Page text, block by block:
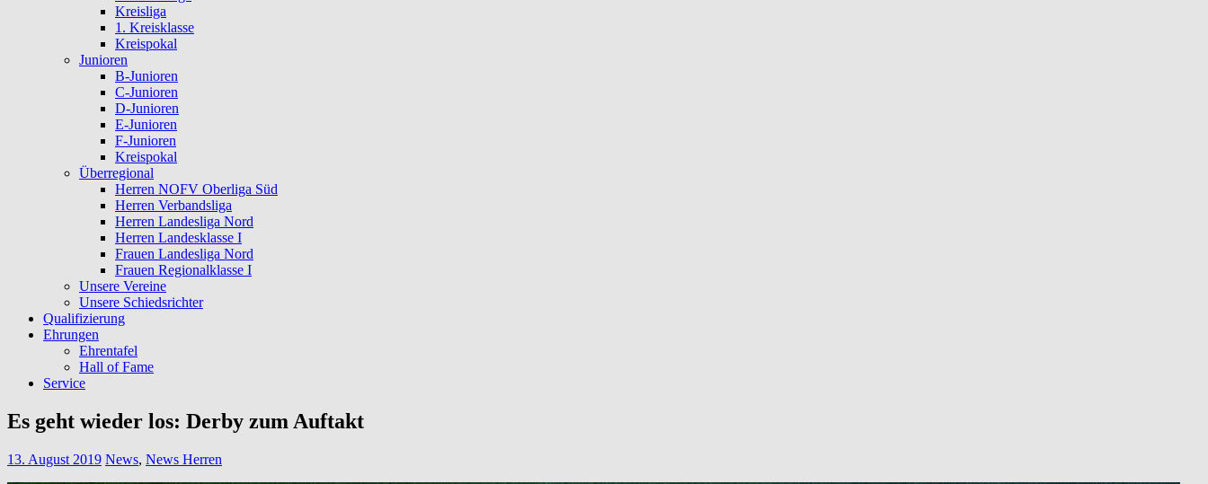
Kreisliga
1. Kreisklasse
Kreispokal
Junioren
B-Junioren
C-Junioren
D-Junioren
E-Junioren
F-Junioren
Kreispokal
Überregional
Herren NOFV Oberliga Süd
Herren Verbandsliga
Herren Landesliga Nord
Herren Landesklasse I
Frauen Landesliga Nord
Frauen Regionalklasse I
Unsere Vereine
Unsere Schiedsrichter
Qualifizierung
Ehrungen
Ehrentafel
Hall of Fame
Service
Es geht wieder los: Derby zum Auftakt
13. August 2019 News, News Herren